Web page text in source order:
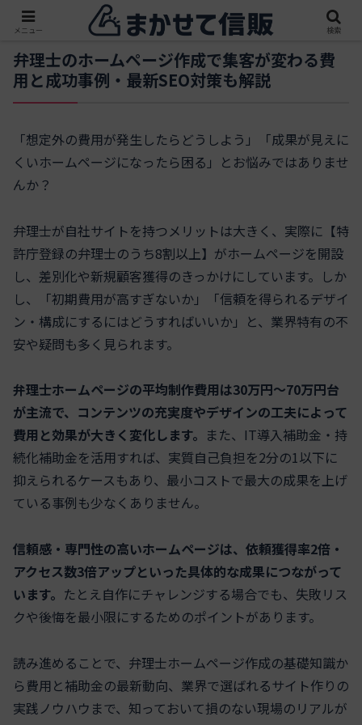
弁理士のホームページ作成で集客が変わる費
用と成功事例・最新SEO対策も解説
「想定外の費用が発生したらどうしよう」「成果が見えに
くいホームページになったら困る」とお悩みではありませ
んか？
弁理士が自社サイトを持つメリットは大きく、実際に【特
許庁登録の弁理士のうち8割以上】がホームページを開設
し、差別化や新規顧客獲得のきっかけにしています。しか
し、「初期費用が高すぎないか」「信頼を得られるデザイ
ン・構成にするにはどうすればいいか」と、業界特有の不
安や疑問も多く見られます。
弁理士ホームページの平均制作費用は30万円～70万円台
が主流で、コンテンツの充実度やデザインの工夫によって
費用と効果が大きく変化します。 また、IT導入補助金・持
続化補助金を活用すれば、実質自己負担を2分の1以下に
抑えられるケースもあり、最小コストで最大の成果を上げ
ている事例も少なくありません。
信頼感・専門性の高いホームページは、依頼獲得率2倍・
アクセス数3倍アップといった具体的な成果につながって
います。 たとえ自作にチャレンジする場合でも、失敗リス
クや後悔を最小限にするためのポイントがあります。
読み進めることで、弁理士ホームページ作成の基礎知識か
ら費用と補助金の最新動向、業界で選ばれるサイト作りの
実践ノウハウまで、知っておいて損のない現場のリアルが
メニュー 検索